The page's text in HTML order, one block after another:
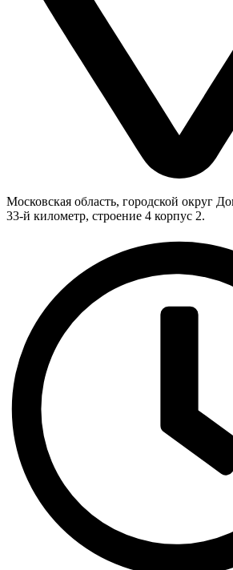
Московская область, городской округ
33-й километр, строение 4 корпус 2.